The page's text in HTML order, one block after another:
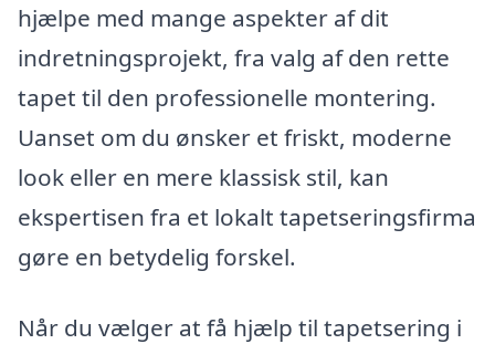
hjælpe med mange aspekter af dit
indretningsprojekt, fra valg af den rette
tapet til den professionelle montering.
Uanset om du ønsker et friskt, moderne
look eller en mere klassisk stil, kan
ekspertisen fra et lokalt tapetseringsfirma
gøre en betydelig forskel.
Når du vælger at få hjælp til tapetsering i